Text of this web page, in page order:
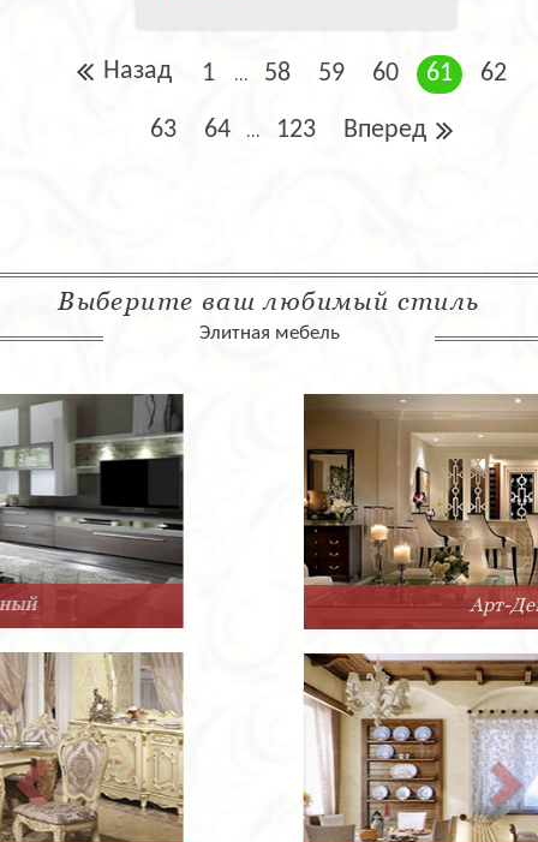
Назад 1 ... 58 59 60 61 62
63 64 ... 123 Вперед
Выберите ваш любимый стиль
Элитная мебель
Арт-Деко